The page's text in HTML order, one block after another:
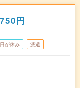
円
が休み 派遣